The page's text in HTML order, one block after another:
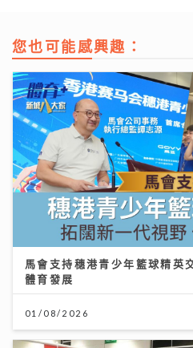
您也可能感興趣：
馬會支持穗港青少年籃球精英
體育發展
01/08/2026